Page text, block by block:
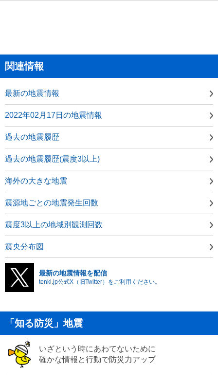
関連情報
最新の地震情報
2022年02月17日の地震情報
過去の地震履歴
過去の地震履歴(震度3以上)
海外の大きな地震
震源地ごとの地震発生回数
震度3以上の地域別観測回数
震央分布図
最新の地震情報を配信
tenki.jp公式X（旧Twitter）をご利用ください。
「知る防災」地震
いざという時にあわてないために
確かな情報と行動で防災力アップ